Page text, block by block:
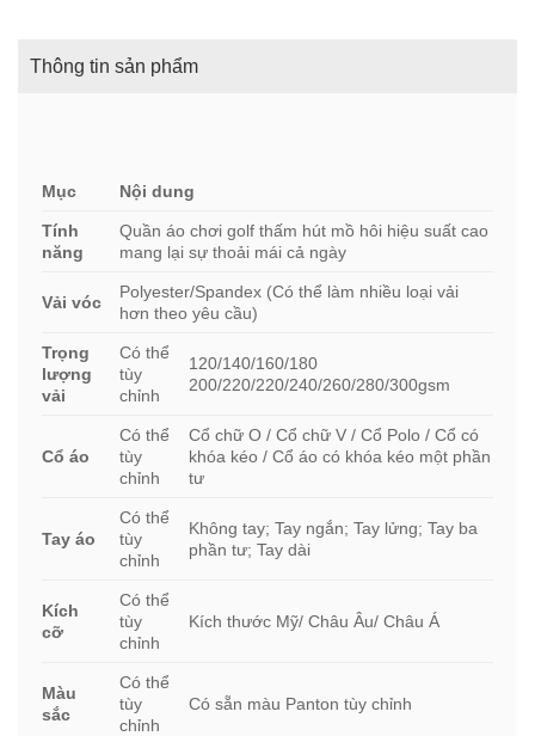
Thông tin sản phẩm
Mục Nội dung
Tính
năng
Quần áo chơi golf thấm hút mồ hôi hiệu suất cao
mang lại sự thoải mái cả ngày
Vải vóc
Polyester/Spandex (Có thể làm nhiều loại vải
hơn theo yêu cầu)
Trọng
lượng
vải
Có thể
tùy
chỉnh
120/140/160/180
200/220/220/240/260/280/300gsm
Cổ áo
Có thể
tùy
chỉnh
Cổ chữ O / Cổ chữ V / Cổ Polo / Cổ có
khóa kéo / Cổ áo có khóa kéo một phần
tư
Tay áo
Có thể
tùy
chỉnh
Không tay; Tay ngắn; Tay lửng; Tay ba
phần tư; Tay dài
Kích
cỡ
Có thể
tùy
chỉnh
Kích thước Mỹ/ Châu Âu/ Châu Á
Màu
sắc
Có thể
tùy
chỉnh
Có sẵn màu Panton tùy chỉnh